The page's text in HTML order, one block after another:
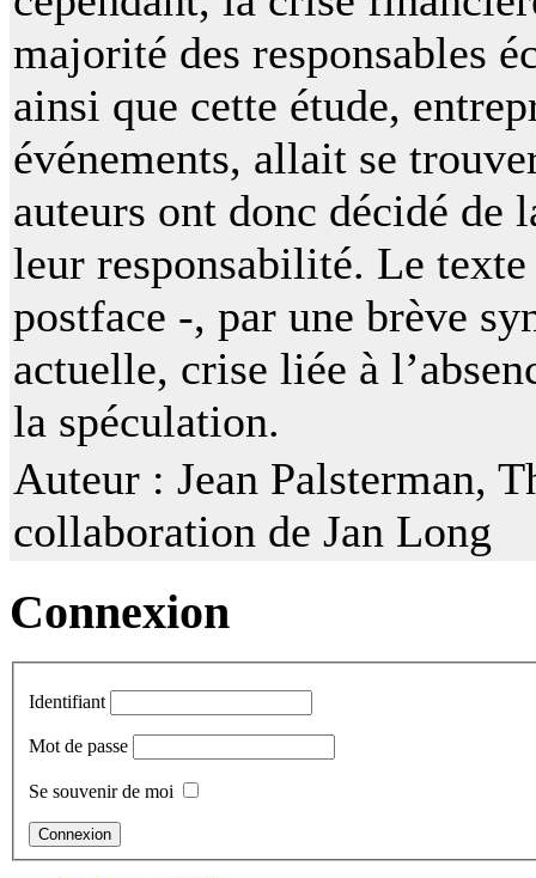
majorité des responsables
ainsi que cette étude,
événements, allait se
auteurs ont donc décidé
leur responsabilité. Le
postface -, par une brève
actuelle, crise liée à
la spéculation.
Auteur : Jean Palsterman,
collaboration de Jan Long
Connexion
Identifiant
Mot de passe
Se souvenir de moi